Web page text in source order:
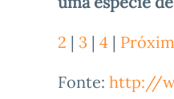
2 | 3 | 4 |
Fonte: http://